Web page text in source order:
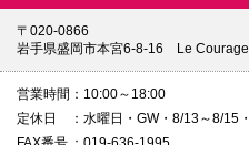
〒020-0866
岩手県盛岡市本宮6-8-16 Le
営業時間
10:00～18:00
定休日
水曜日・GW・8/13～8/15